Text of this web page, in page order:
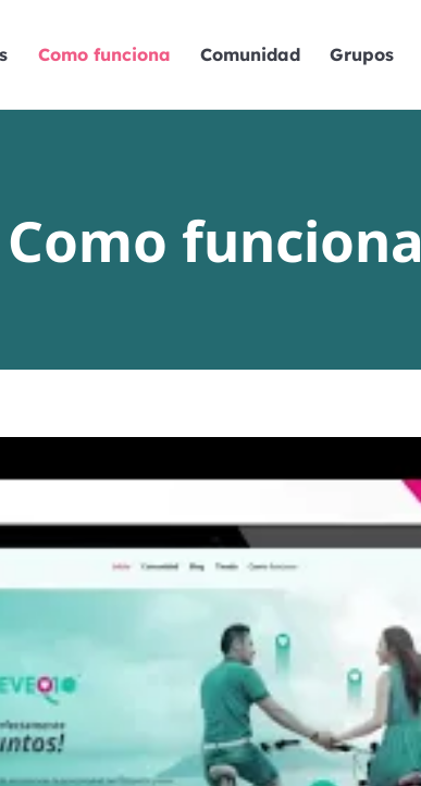
Como funciona Comunidad Grupos
Como funciona